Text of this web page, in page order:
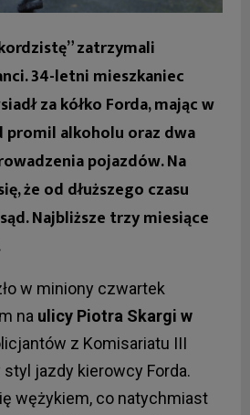
zatrzymali
34-letni mieszkaniec
za kółko Forda, mając w
promil alkoholu oraz dwa
pojazdów. Na
że od dłuższego czasu
Najbliższe trzy miesiące
w miniony czwartek
na ulicy Piotra Skargi w
z Komisariatu III
jazdy kierowcy Forda.
wężykiem, co natychmiast